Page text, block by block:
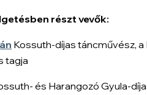
részt vevők:
Kossuth-díjas táncművész,
tagja
és Harangozó Gyula-